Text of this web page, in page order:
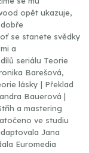
opět ukazuje,
se stanete svědky
a
seriálu Teorie
Barešová,
lásky | Překlad
Bauerová |
a mastering
ve studiu
Jana
Euromedia